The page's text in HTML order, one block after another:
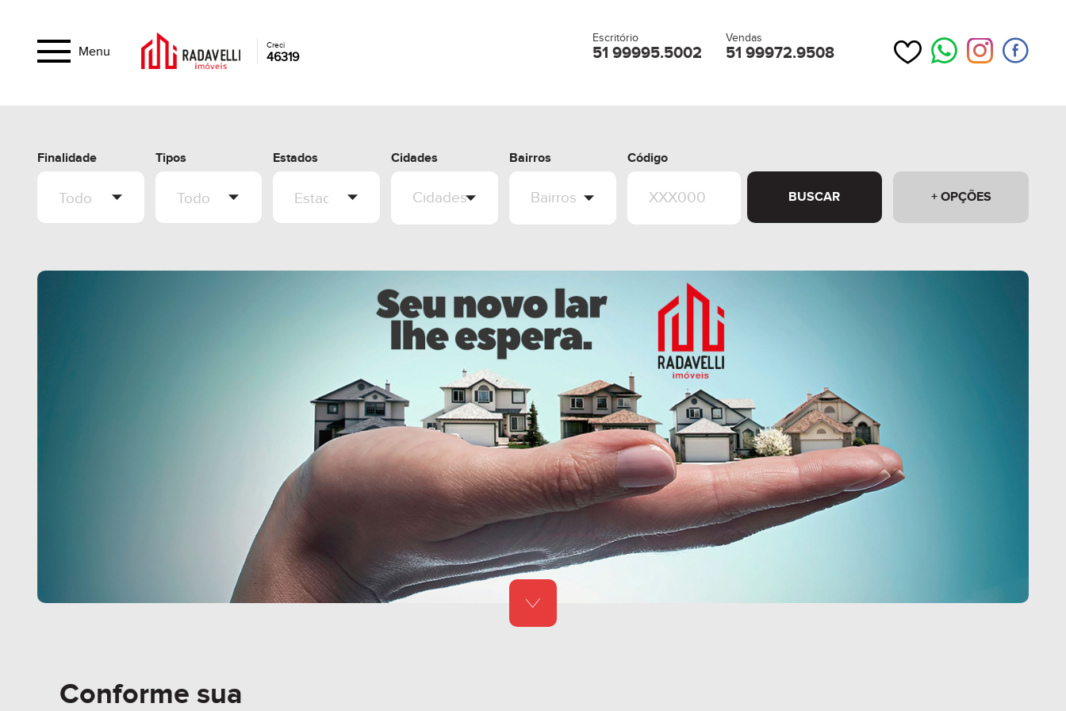
Menu Creci
46319
Escritório
51 99995.5002
Vendas
51 99972.9508
Finalidade Tipos Estados Cidades Bairros Código
+ OPÇÕES
BUSCAR
Conforme sua